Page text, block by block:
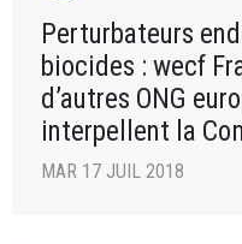
Perturbateurs
biocides : wecf
d’autres ONG
interpellent la
européenne
MAR 17 JUIL 2018